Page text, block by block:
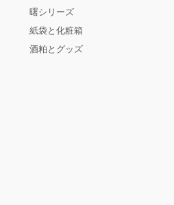
曙シリーズ
紙袋と化粧箱
酒粕とグッズ